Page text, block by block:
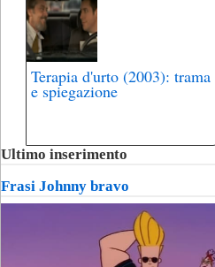
Terapia d'urto (2003): trama
e spiegazione
Ultimo inserimento
Frasi Johnny bravo